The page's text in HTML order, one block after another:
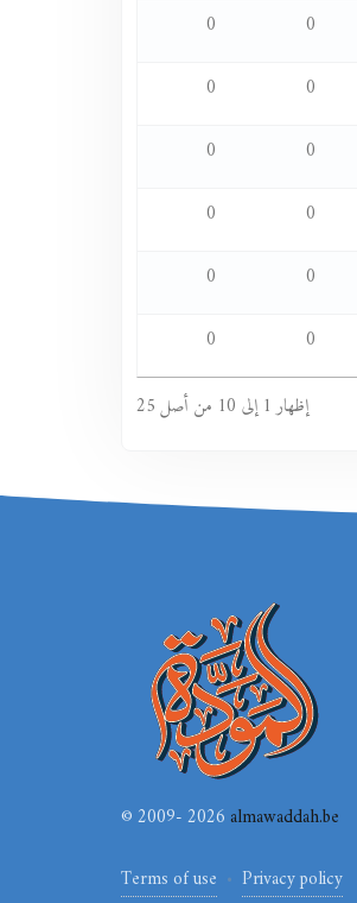
0
0
0
0
0
0
0
0
0
0
0
0
إظهار 1 إلى 10 من أصل 25
© 2009- 2026almawaddah.be
Terms of use
Privacy policy